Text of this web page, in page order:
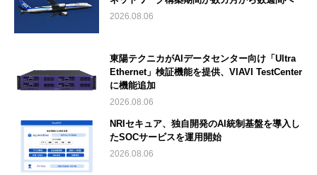
2026.08.06
東陽テクニカがAIデータセンター向け「Ultra
Ethernet」検証機能を提供、VIAVI TestCenter
に機能追加
2026.08.06
NRIセキュア、独自開発のAI統制基盤を導入し
たSOCサービスを運用開始
2026.08.06